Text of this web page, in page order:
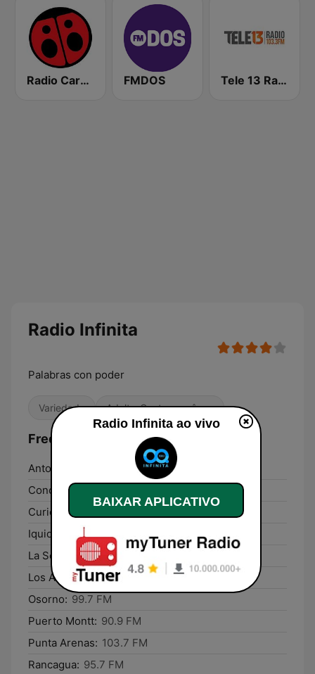
Radio Carolina FMDOS Tele 13 Radio
Radio Infinita
Palabras con poder
Variedade Adulto-Contemporânea
Frequências Radio Infinita:
Antofagasta:
107.5 FM
Concepción:
Curicó:
91.5 FM
Iquique:
98.3 FM
La Serena: 103.3 FM
Los Ángeles: 96.1 FM
Osorno: 99.7 FM
Puerto Montt: 90.9 FM
Punta Arenas: 103.7 FM
Rancagua: 95.7 FM
Radio Infinita ao vivo
BAIXAR APLICATIVO